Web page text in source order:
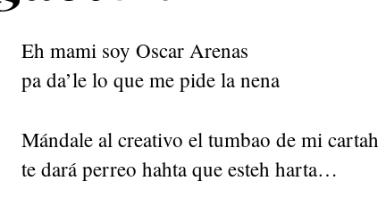
Eh mami soy Oscar Arenas
pa da’le lo que me pide la nena
Mándale al creativo el tumbao de mi cartah
te dará perreo hahta que esteh harta…